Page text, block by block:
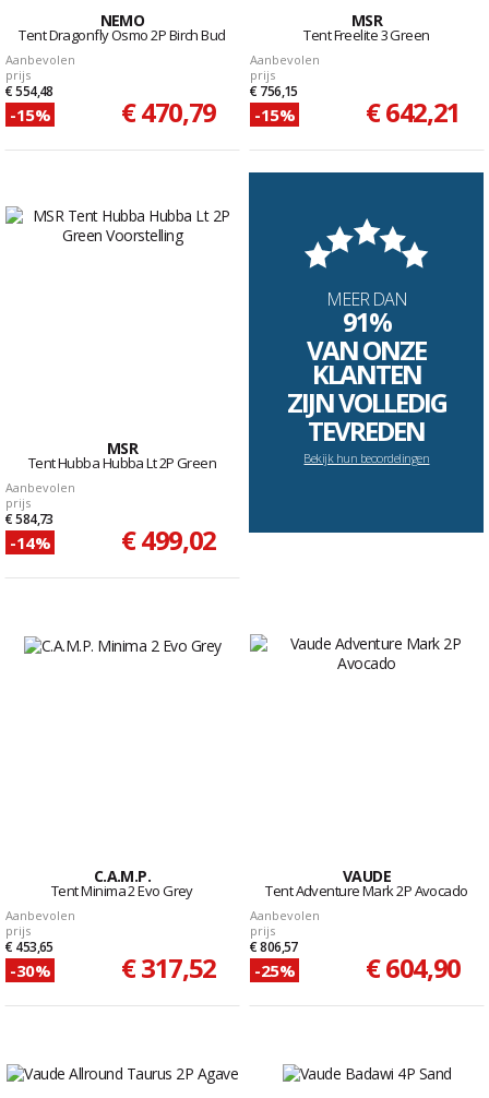
NEMO
Tent Dragonfly Osmo 2P Birch Bud
Aanbevolen
prijs
€ 554,48
-15% € 470,79
MSR
Tent Freelite 3 Green
Aanbevolen
prijs
€ 756,15
-15% € 642,21
MSR
Tent Hubba Hubba Lt 2P Green
Aanbevolen
prijs
€ 584,73
-14% € 499,02
MEER DAN
91%
VAN ONZE
KLANTEN
ZIJN VOLLEDIG
TEVREDEN
Bekijk hun beoordelingen
C.A.M.P.
Tent Minima 2 Evo Grey
Aanbevolen
prijs
€ 453,65
-30% € 317,52
VAUDE
Tent Adventure Mark 2P Avocado
Aanbevolen
prijs
€ 806,57
-25% € 604,90